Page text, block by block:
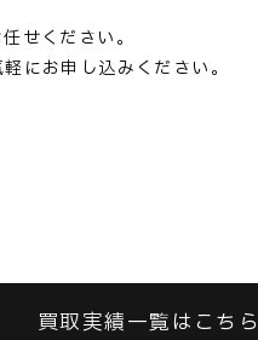
せください。
にお申し込みください。
買取実績一覧はこちら